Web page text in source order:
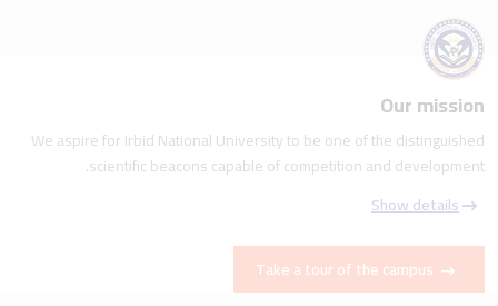
Our mission
We aspire for Irbid National University to be one of the distinguished
scientific beacons capable of competition and development.
Show details
Take a tour of the campus